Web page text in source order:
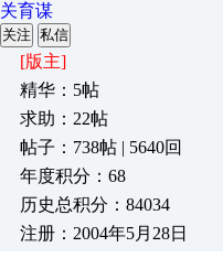
关育谋
关注 私信
[版主]
精华：5帖
求助：22帖
帖子：738帖 | 5640回
年度积分：68
历史总积分：84034
注册：2004年5月28日